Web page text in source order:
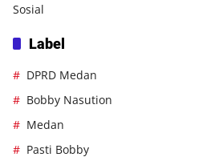
Sosial
Label
DPRD Medan
Bobby Nasution
Medan
Pasti Bobby